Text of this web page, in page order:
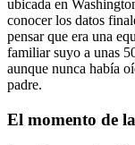
ubicada en
conocer los datos
pensar que era una
familiar suyo a unas
aunque nunca había
padre.
El momento de